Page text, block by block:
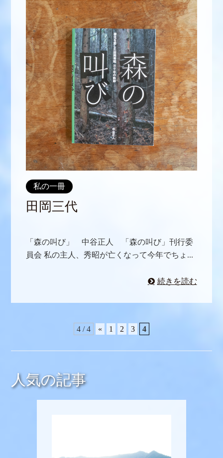
私の一冊
田岡三代
「森の叫び」 中谷正人 「森の叫び」刊行委
員会 私の主人、秀昭が亡くなって今年でちょ...
続きを読む
4 / 4 « 1 2 3 4
人気の記事